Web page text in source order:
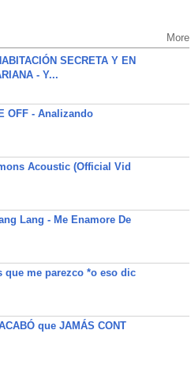
More
SECRETA Y EN
- Y...
OFF - Analizando
Acoustic (Official Vid
Lang - Me Enamore De
que me parezco *o eso dic
que JAMÁS CONT